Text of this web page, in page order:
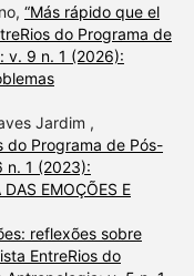
“Más rápido que el
do Programa de
v. 9 n. 1 (2026):
Jardim ,
do Programa de Pós-
n. 1 (2023):
EMOÇÕES E
reflexões sobre
EntreRios do